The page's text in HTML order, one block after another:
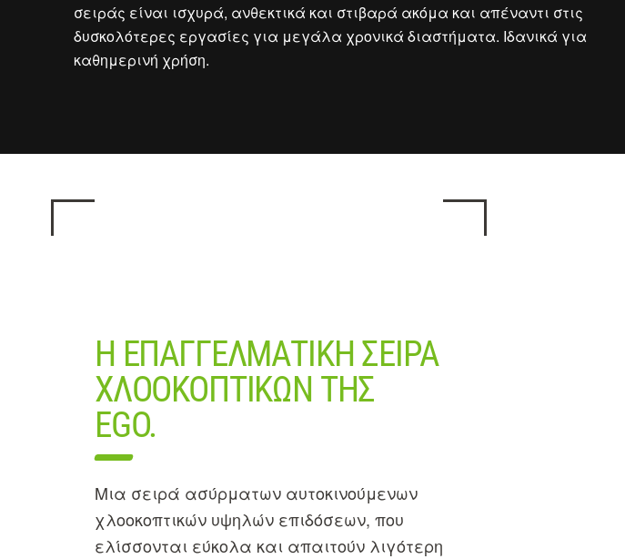
σειράς είναι ισχυρά, ανθεκτικά και στιβαρά ακόμα και απέναντι στις
δυσκολότερες εργασίες για μεγάλα χρονικά διαστήματα. Ιδανικά για
καθημερινή χρήση.
Η ΕΠΑΓΓΕΛΜΑΤΙΚΉ ΣΕΙΡΆ
ΧΛΟΟΚΟΠΤΙΚΏΝ ΤΗΣ
EGO.
Μια σειρά ασύρματων αυτοκινούμενων
χλοοκοπτικών υψηλών επιδόσεων, που
ελίσσονται εύκολα και απαιτούν λιγότερη